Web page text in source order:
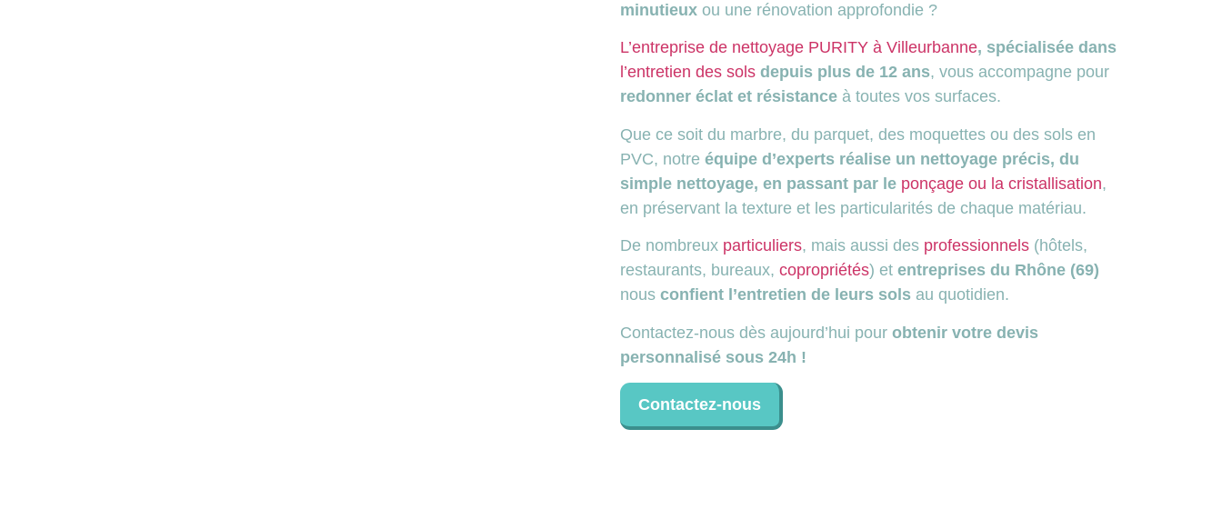
minutieux ou une rénovation approfondie ?
L’entreprise de nettoyage PURITY à Villeurbanne, spécialisée dans
l’entretien des sols depuis plus de 12 ans, vous accompagne pour
redonner éclat et résistance à toutes vos surfaces.
Que ce soit du marbre, du parquet, des moquettes ou des sols en
PVC, notre équipe d’experts réalise un nettoyage précis, du
simple nettoyage, en passant par le ponçage ou la cristallisation,
en préservant la texture et les particularités de chaque matériau.
De nombreux particuliers, mais aussi des professionnels (hôtels,
restaurants, bureaux, copropriétés) et entreprises du Rhône (69)
nous confient l’entretien de leurs sols au quotidien.
Contactez-nous dès aujourd’hui pour obtenir votre devis
personnalisé sous 24h !
Contactez-nous